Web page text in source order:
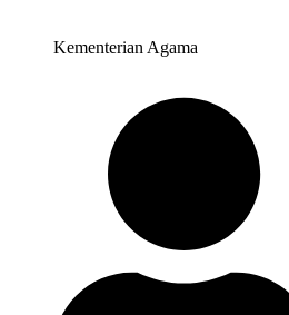
Kementerian Agama